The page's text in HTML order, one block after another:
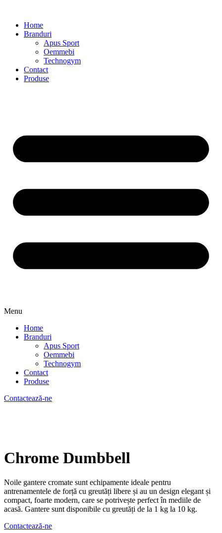
Home
Branduri
Apus Sport
Oemmebi
Technogym
Contact
Produse
Menu
Home
Branduri
Apus Sport
Oemmebi
Technogym
Contact
Produse
Contactează-ne
Chrome Dumbbell
Noile gantere cromate sunt echipamente ideale pentru
antrenamentele de forță cu greutăți libere și au un design elegant și
compact, foarte modern, care se potrivește perfect în mediile de
acasă. Gantere sunt disponibile cu greutăți de la 1 kg la 10 kg.
Contactează-ne